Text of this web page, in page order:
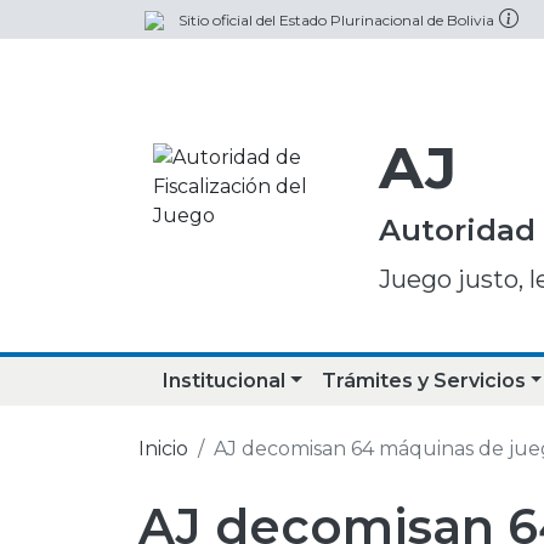
Sitio oficial del Estado Plurinacional de Bolivia
AJ
Autoridad
Juego justo,
Institucional Trámites y Servicios
Inicio AJ decomisan 64 máquinas de
AJ decomisan